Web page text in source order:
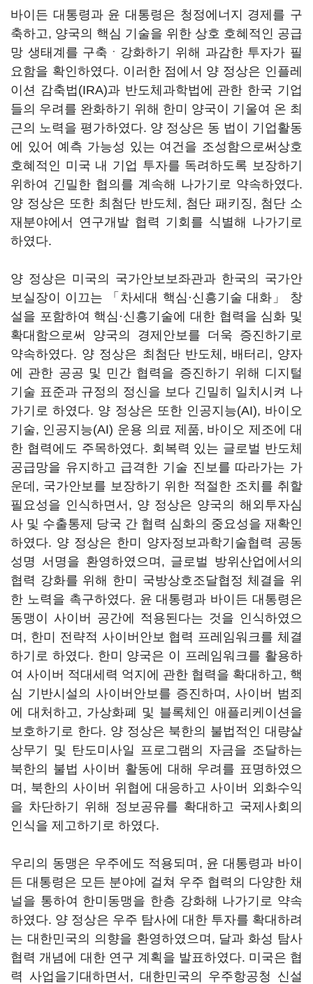
바이든 대통령과 윤 대통령은 청정에너지 경제를 구
축하고, 양국의 핵심 기술을 위한 상호 호혜적인 공급
망 생태계를 구축ㆍ강화하기 위해 과감한 투자가 필
요함을 확인하였다. 이러한 점에서 양 정상은 인플레
이션 감축법(IRA)과 반도체과학법에 관한 한국 기업
들의 우려를 완화하기 위해 한미 양국이 기울여 온 최
근의 노력을 평가하였다. 양 정상은 동 법이 기업활동
에 있어 예측 가능성 있는 여건을 조성함으로써상호
호혜적인 미국 내 기업 투자를 독려하도록 보장하기
위하여 긴밀한 협의를 계속해 나가기로 약속하였다.
양 정상은 또한 최첨단 반도체, 첨단 패키징, 첨단 소
재분야에서 연구개발 협력 기회를 식별해 나가기로
하였다.
양 정상은 미국의 국가안보보좌관과 한국의 국가안
보실장이 이끄는 「차세대 핵심·신흥기술 대화」 창
설을 포함하여 핵심·신흥기술에 대한 협력을 심화 및
확대함으로써 양국의 경제안보를 더욱 증진하기로
약속하였다. 양 정상은 최첨단 반도체, 배터리, 양자
에 관한 공공 및 민간 협력을 증진하기 위해 디지털
기술 표준과 규정의 정신을 보다 긴밀히 일치시켜 나
가기로 하였다. 양 정상은 또한 인공지능(AI), 바이오
기술, 인공지능(AI) 운용 의료 제품, 바이오 제조에 대
한 협력에도 주목하였다. 회복력 있는 글로벌 반도체
공급망을 유지하고 급격한 기술 진보를 따라가는 가
운데, 국가안보를 보장하기 위한 적절한 조치를 취할
필요성을 인식하면서, 양 정상은 양국의 해외투자심
사 및 수출통제 당국 간 협력 심화의 중요성을 재확인
하였다. 양 정상은 한미 양자정보과학기술협력 공동
성명 서명을 환영하였으며, 글로벌 방위산업에서의
협력 강화를 위해 한미 국방상호조달협정 체결을 위
한 노력을 촉구하였다. 윤 대통령과 바이든 대통령은
동맹이 사이버 공간에 적용된다는 것을 인식하였으
며, 한미 전략적 사이버안보 협력 프레임워크를 체결
하기로 하였다. 한미 양국은 이 프레임워크를 활용하
여 사이버 적대세력 억지에 관한 협력을 확대하고, 핵
심 기반시설의 사이버안보를 증진하며, 사이버 범죄
에 대처하고, 가상화폐 및 블록체인 애플리케이션을
보호하기로 한다. 양 정상은 북한의 불법적인 대량살
상무기 및 탄도미사일 프로그램의 자금을 조달하는
북한의 불법 사이버 활동에 대해 우려를 표명하였으
며, 북한의 사이버 위협에 대응하고 사이버 외화수익
을 차단하기 위해 정보공유를 확대하고 국제사회의
인식을 제고하기로 하였다.
우리의 동맹은 우주에도 적용되며, 윤 대통령과 바이
든 대통령은 모든 분야에 걸쳐 우주 협력의 다양한 채
널을 통하여 한미동맹을 한층 강화해 나가기로 약속
하였다. 양 정상은 우주 탐사에 대한 투자를 확대하려
는 대한민국의 의향을 환영하였으며, 달과 화성 탐사
협력 개념에 대한 연구 계획을 발표하였다. 미국은 협
력 사업을기대하면서, 대한민국의 우주항공청 신설